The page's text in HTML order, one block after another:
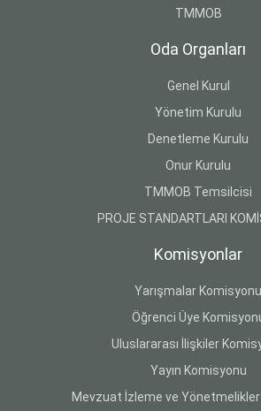
TMMOB
Oda Organları
Genel Kurul
Yönetim Kurulu
Denetleme Kurulu
Onur Kurulu
TMMOB Temsilcisi
PROJE STANDARTLARI
Komisyonlar
Yarışmalar Komisyonu
Öğrenci Üye
Uluslararası İlişkiler
Yayın Komisyonu
Mevzuat İzleme ve